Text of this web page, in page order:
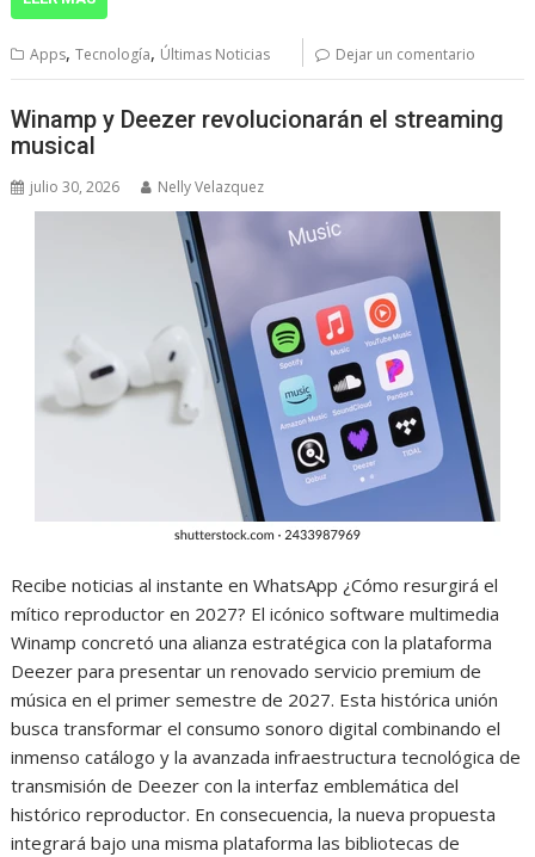
Apps,Tecnología, Últimas Noticias Dejar un comentario
Winamp y Deezer revolucionarán el streaming
musical
julio 30, 2026 Nelly Velazquez
Recibe noticias al instante en WhatsApp ¿Cómo resurgirá el
mítico reproductor en 2027? El icónico software multimedia
Winamp concretó una alianza estratégica con la plataforma
Deezer para presentar un renovado servicio premium de
música en el primer semestre de 2027. Esta histórica unión
busca transformar el consumo sonoro digital combinando el
inmenso catálogo y la avanzada infraestructura tecnológica de
transmisión de Deezer con la interfaz emblemática del
histórico reproductor. En consecuencia, la nueva propuesta
integrará bajo una misma plataforma las bibliotecas de